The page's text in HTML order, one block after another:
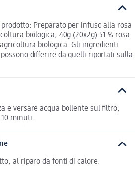
Preparato per infuso alla rosa
biologica, 40g (20x2g) 51 % rosa
biologica. Gli ingredienti
differire da quelli riportati sulla
e versare acqua bollente sul ﬁltro,
minuti.
al riparo da fonti di calore.